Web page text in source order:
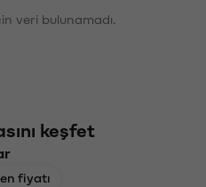
veri bulunamadı.
keşfet
fiyatı